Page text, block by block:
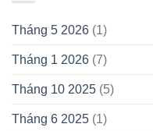
Tháng 5 2026 (1)
Tháng 1 2026 (7)
Tháng 10 2025 (5)
Tháng 6 2025 (1)